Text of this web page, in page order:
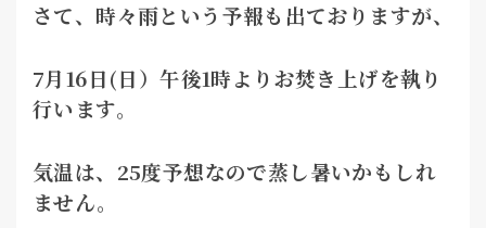
さて、時々雨という予報も出ておりますが、
7月16日(日）午後1時よりお焚き上げを執り
行います。
気温は、25度予想なので蒸し暑いかもしれ
ません。